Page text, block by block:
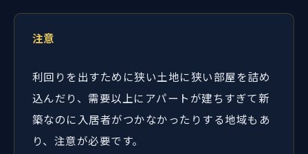
注意
利回りを出すために狭い土地に狭い部屋を詰め
込んだり、需要以上にアパートが建ちすぎて新
築なのに入居者がつかなかったりする地域もあ
り、注意が必要です。